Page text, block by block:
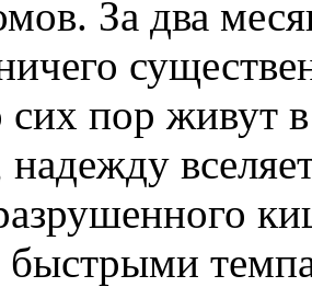
За два
сих пор живут
быстрыми